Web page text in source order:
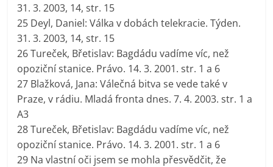
31. 3. 2003, 14, str. 15
25 Deyl, Daniel: Válka v dobách telekracie. Týden.
31. 3. 2003, 14, str. 15
26 Tureček, Břetislav: Bagdádu vadíme víc, než
opoziční stanice. Právo. 14. 3. 2001. str. 1 a 6
27 Blažková, Jana: Válečná bitva se vede také v
Praze, v rádiu. Mladá fronta dnes. 7. 4. 2003. str. 1 a
A3
28 Tureček, Břetislav: Bagdádu vadíme víc, než
opoziční stanice. Právo. 14. 3. 2001. str. 1 a 6
29 Na vlastní oči jsem se mohla přesvědčit, že